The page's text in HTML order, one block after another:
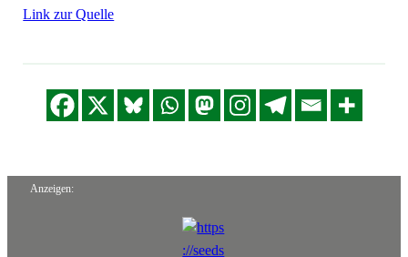
Link zur Quelle
Anzeigen: